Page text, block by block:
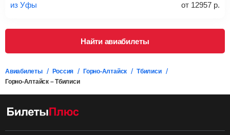
Подробная информация о перевозке багажа и его габаритах
из Уфы
от 12957 р.
Найти авиабилеты
Авиабилеты Россия Горно-Алтайск
Тбилиси
Горно-Алтайск – Тбилиси